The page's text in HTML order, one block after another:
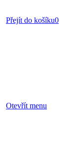
Přejít do košíku0
Otevřít menu